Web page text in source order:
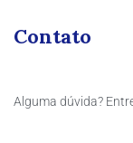
Contato
Alguma dúvida?